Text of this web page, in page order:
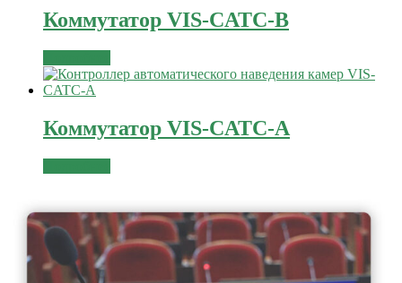
Коммутатор VIS-CATC-B
Коммутатор VIS-CATC-A